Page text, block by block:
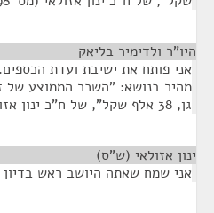
היו"ר ולדימיר בליאק
אני פותח את ישיבת ועדת
מהיר בנושא: "השכר הממוצע של
גן, 38 אלף שקל", של ח"כ ינון אזולאי (מס' 2398). בבקשה.
ינון אזולאי (ש"ס)
אני שמח שאתה היושב ראש